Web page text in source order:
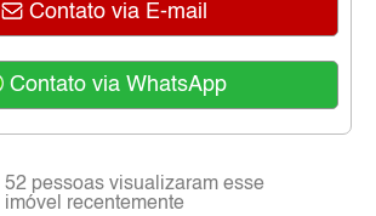
Contato via E-mail
Contato via WhatsApp
52 pessoas visualizaram esse
imóvel recentemente